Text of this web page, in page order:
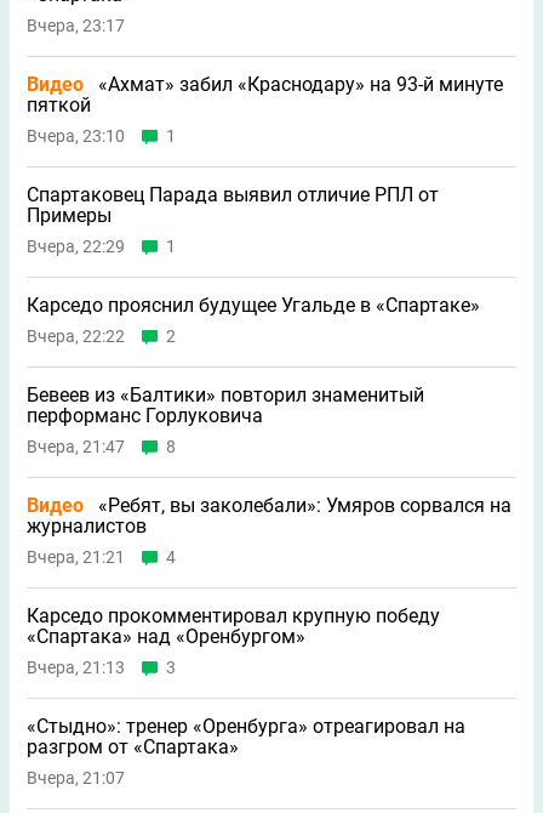
Вчера, 23:17
Видео
«Ахмат» забил «Краснодару» на 93-й минуте
пяткой
Вчера, 23:10 1
Спартаковец Парада выявил отличие РПЛ от
Примеры
Вчера, 22:29 1
Карседо прояснил будущее Угальде в «Спартаке»
Вчера, 22:22 2
Бевеев из «Балтики» повторил знаменитый
перформанс Горлуковича
Вчера, 21:47 8
Видео
«Ребят, вы заколебали»: Умяров сорвался на
журналистов
Вчера, 21:21 4
Карседо прокомментировал крупную победу
«Спартака» над «Оренбургом»
Вчера, 21:13 3
«Стыдно»: тренер «Оренбурга» отреагировал на
разгром от «Спартака»
Вчера, 21:07